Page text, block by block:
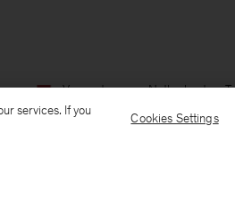
Verzenden naar: Netherlands
services. If you
Cookies Settings